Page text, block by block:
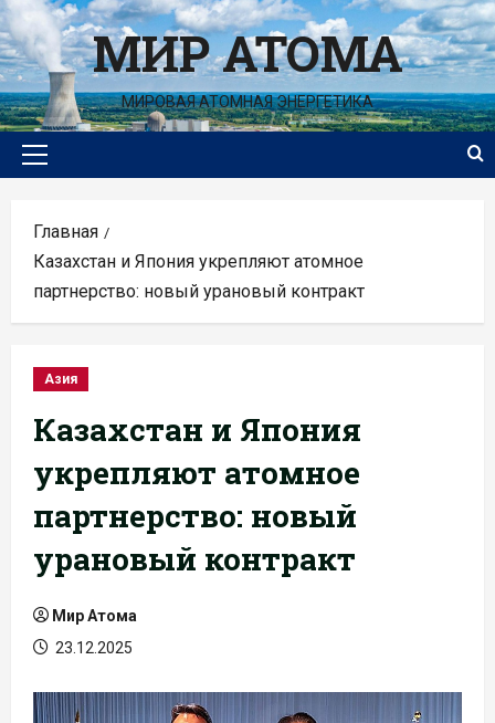
Перейти
к
содержимомуМИР АТОМА
МИРОВАЯ АТОМНАЯ ЭНЕРГЕТИКА
Основное
Главная
Казахстан и Япония укрепляют атомное
партнерство: новый урановый контракт
Азия
Казахстан и Япония
укрепляют атомное
партнерство: новый
урановый контракт
Мир Атома
23.12.2025